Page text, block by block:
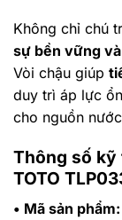
Không chỉ chú
sự bền vững
Vòi chậu giúp
duy trì áp lực
cho nguồn
Thông số kỹ
TOTO
• Mã sản phẩm: